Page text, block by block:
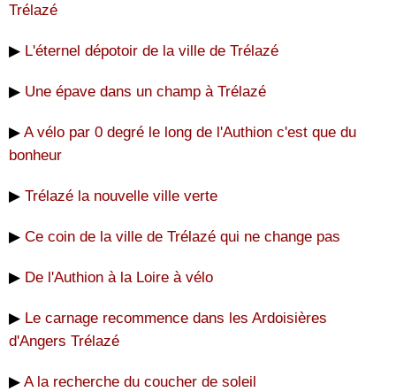
Trélazé
▶ L'éternel dépotoir de la ville de Trélazé
▶ Une épave dans un champ à Trélazé
▶ A vélo par 0 degré le long de l'Authion c'est que du
bonheur
▶ Trélazé la nouvelle ville verte
▶ Ce coin de la ville de Trélazé qui ne change pas
▶ De l'Authion à la Loire à vélo
▶ Le carnage recommence dans les Ardoisières
d'Angers Trélazé
▶ A la recherche du coucher de soleil